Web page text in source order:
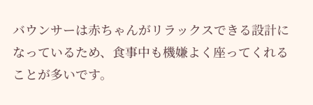
バウンサーは赤ちゃんがリラックスできる設計に
なっているため、食事中も機嫌よく座ってくれる
ことが多いです。